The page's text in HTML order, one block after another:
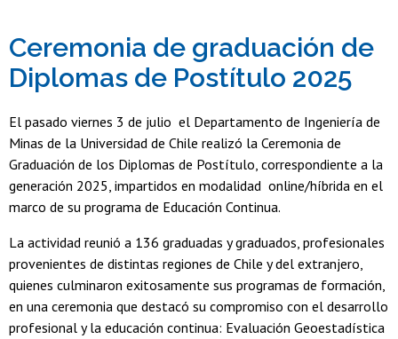
Ceremonia de graduación de
Diplomas de Postítulo 2025
El pasado viernes 3 de julio el Departamento de Ingeniería de
Minas de la Universidad de Chile realizó la Ceremonia de
Graduación de los Diplomas de Postítulo, correspondiente a la
generación 2025, impartidos en modalidad online/híbrida en el
marco de su programa de Educación Continua.
La actividad reunió a 136 graduadas y graduados, profesionales
provenientes de distintas regiones de Chile y del extranjero,
quienes culminaron exitosamente sus programas de formación,
en una ceremonia que destacó su compromiso con el desarrollo
profesional y la educación continua: Evaluación Geoestadística